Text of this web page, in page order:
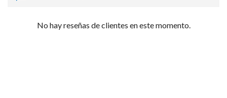
No hay reseñas de clientes en este momento.